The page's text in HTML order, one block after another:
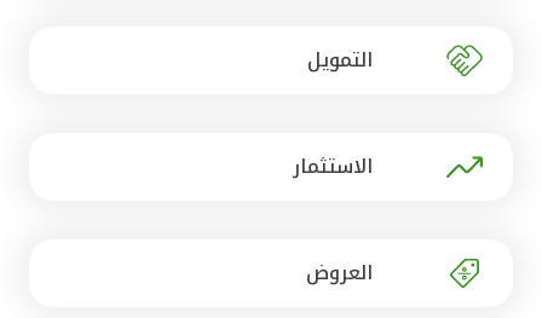
مصر
التمويل
الاستثمار
العروض